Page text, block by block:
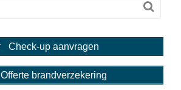
Check-up aanvragen
Offerte brandverzekering